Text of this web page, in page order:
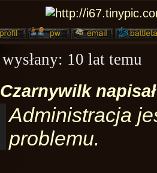
wysłany: 10 lat temu
Czarnywilk
Administracja
problemu.